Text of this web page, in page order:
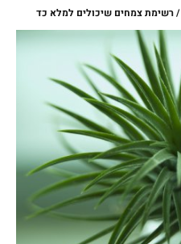
/ רשימת צמחים שיכולים למלא כד